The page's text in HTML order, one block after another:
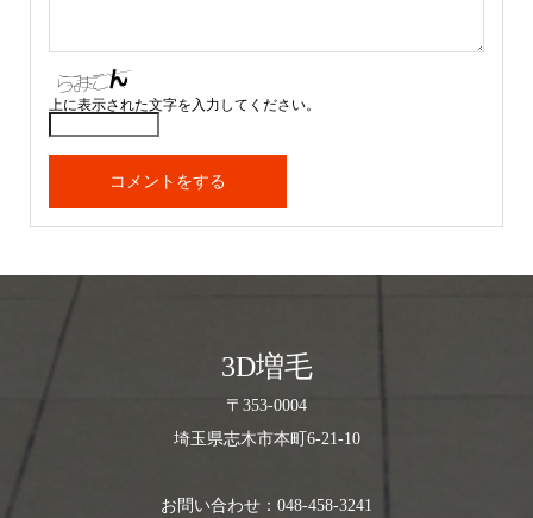
上に表示された文字を入力してください。
3D増毛
〒353-0004
埼玉県志木市本町6-21-10
お問い合わせ：048-458-3241